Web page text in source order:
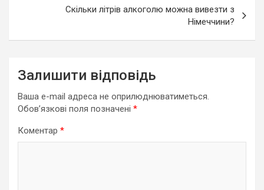
Скільки літрів алкоголю можна вивезти з
Німеччини?
Залишити відповідь
Ваша e-mail адреса не оприлюднюватиметься.
Обов’язкові поля позначені *
Коментар *